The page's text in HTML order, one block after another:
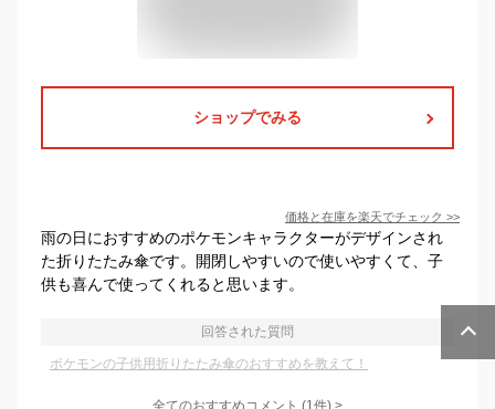
ショップでみる
価格と在庫を楽天でチェック >>
雨の日におすすめのポケモンキャラクターがデザインされ
た折りたたみ傘です。開閉しやすいので使いやすくて、子
供も喜んで使ってくれると思います。
回答された質問
ポケモンの子供用折りたたみ傘のおすすめを教えて！
全てのおすすめコメント (1 件) >